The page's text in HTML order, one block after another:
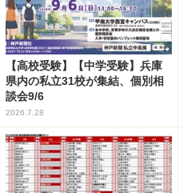
【高校受験】【中学受験】兵庫
県内の私立31校が集結、個別相
談会9/6
2026.7.28